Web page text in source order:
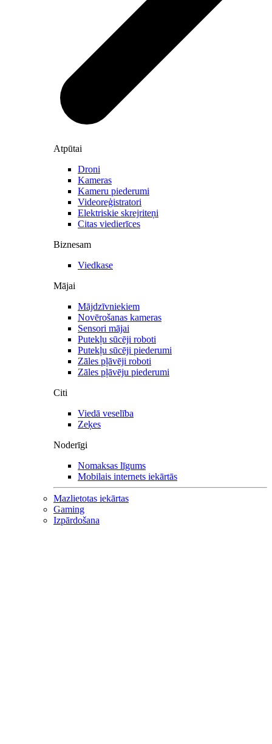
Atpūtai
Droni
Kameras
Kameru piederumi
Videoreģistratori
Elektriskie skrejriteņi
Citas viedierīces
Biznesam
Viedkase
Mājai
Mājdzīvniekiem
Novērošanas kameras
Sensori mājai
Putekļu sūcēji roboti
Putekļu sūcēji piederumi
Zāles pļāvēji roboti
Zāles pļāvēju piederumi
Citi
Viedā veselība
Zeķes
Noderīgi
Nomaksas līgums
Mobilais internets iekārtās
Mazlietotas iekārtas
Gaming
Izpārdošana